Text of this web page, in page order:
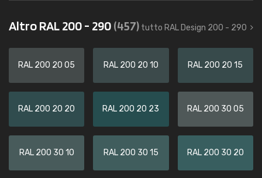
Altro RAL 200 - 290(457) tutto RAL Design 200 - 290
RAL 200 20 05 RAL 200 20 10 RAL 200 20 15
RAL 200 20 20 RAL 200 20 23 RAL 200 30 05
RAL 200 30 10 RAL 200 30 15 RAL 200 30 20